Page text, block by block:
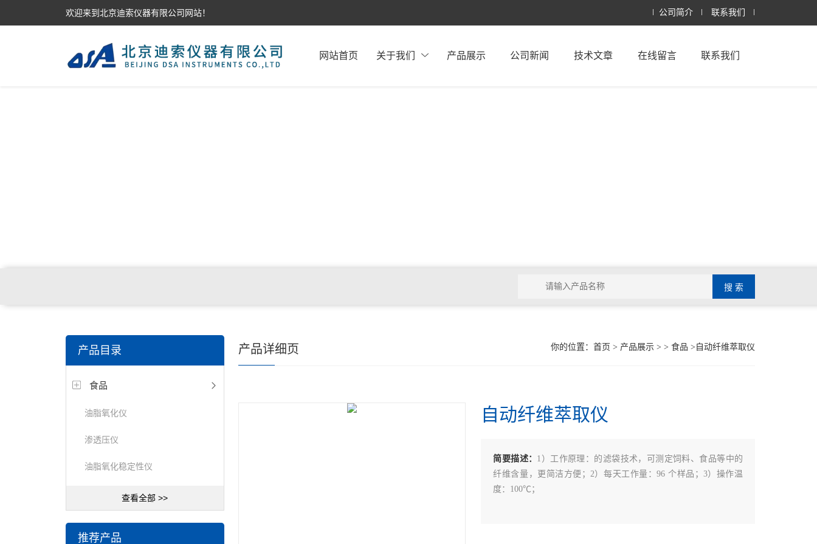
欢迎来到北京迪索仪器有限公司网站！ 公司简介 联系我们
网站首页 关于我们 产品展示 公司新闻 技术文章 在线留言 联系我们
产品目录
食品
油脂氧化仪
渗透压仪
油脂氧化稳定性仪
查看全部 >>
推荐产品
你的位置： 首页 > 产品展示 > > 食品 >自动纤维萃取仪
产品详细页
自动纤维萃取仪
简要描述： 1）工作原理：的滤袋技术，可测定饲料、食品等中的
纤维含量，更简洁方便；2）每天工作量：96 个样品；3）操作温
度：100℃；